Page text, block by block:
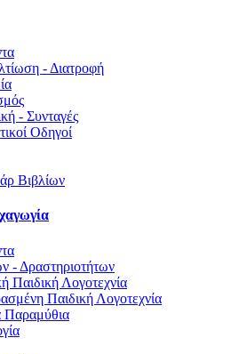
- Διατροφή
- Συνταγές
Οδηγοί
Βιβλίων
- Δραστηριοτήτων
Παιδική Λογοτεχνία
Παιδική Λογοτεχνία
Παραμύθια